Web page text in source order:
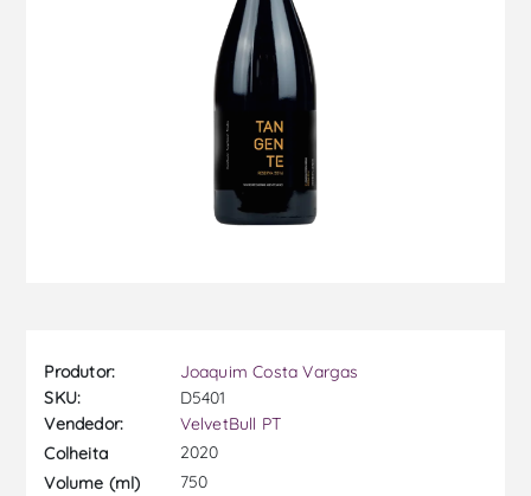
Produtor:
Joaquim Costa Vargas
SKU:
D5401
Vendedor:
VelvetBull PT
Colheita
2020
Volume (ml)
750